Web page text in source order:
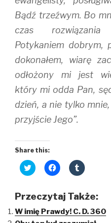
Bądź trzeźwym. Bo
czas
Potykaniem dobrym,
dokonałem, wiarę
odłożony mi jest
który mi odda Pan,
dzień, a nie tylko
przyjście Jego”.
Share this:
C
l
t
s
h
C
l
t
s
h
C
l
t
s
h
Przeczytaj Także:
W imię Prawdy! C. D. 360